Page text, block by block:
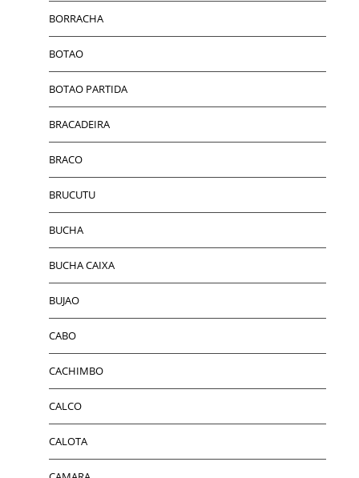
BORRACHA
BOTAO
BOTAO PARTIDA
BRACADEIRA
BRACO
BRUCUTU
BUCHA
BUCHA CAIXA
BUJAO
CABO
CACHIMBO
CALCO
CALOTA